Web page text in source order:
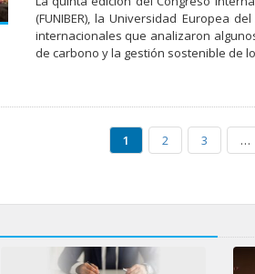
(FUNIBER), la Universidad Europea
internacionales que analizaron
de carbono y la gestión sostenible de
1 2 3 …